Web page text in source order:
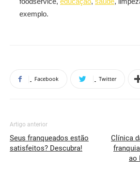
exemplo.
Facebook Twitter
Artigo anterior
Seus franqueados estão
satisfeitos? Descubra!
Clínica
ao